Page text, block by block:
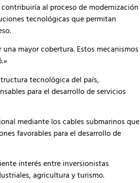
al proceso de modernización
tecnológicas que permitan
mayor cobertura. Estos mecanismos
tecnológica del país,
para el desarrollo de servicios
mediante los cables submarinos que
favorables para el desarrollo de
interés entre inversionistas
agricultura y turismo.